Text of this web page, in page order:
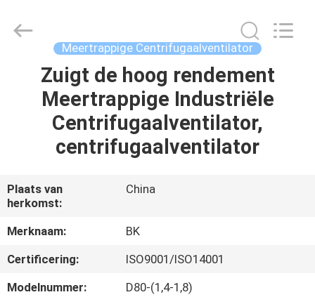
HUIS
PRODUCTEN
ONGEVEER
ONS
FABRIEKSREIS
Machine
(Jiangsu)
Meertrappige Centrifugaalventilator
Zuigt de hoog rendement
Meertrappige Industriële
Centrifugaalventilator,
centrifugaalventilator
Plaats van
herkomst:
China
Merknaam:
BK
Certificering:
ISO9001/ISO14001
Modelnummer:
D80-(1,4-1,8)